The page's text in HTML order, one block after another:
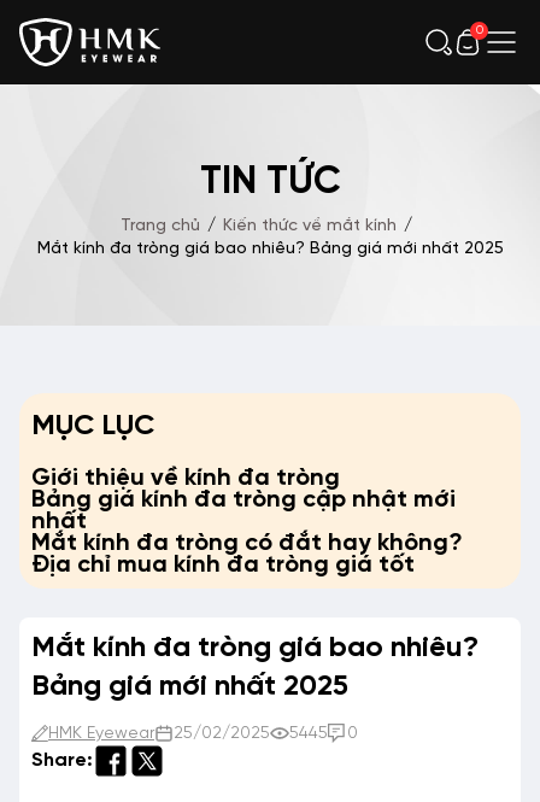
0
TIN TỨC
Trang chủ / Kiến thức về mắt kính /
Mắt kính đa tròng giá bao nhiêu? Bảng giá mới nhất 2025
Mắt kính đa tròng giá bao nhiêu?
Bảng giá mới nhất 2025
HMK Eyewear 25/02/2025 5445 0
Share:
MỤC LỤC
Giới thiệu về kính đa tròng
Bảng giá kính đa tròng cập nhật mới
nhất
Mắt kính đa tròng có đắt hay không?
Địa chỉ mua kính đa tròng giá tốt